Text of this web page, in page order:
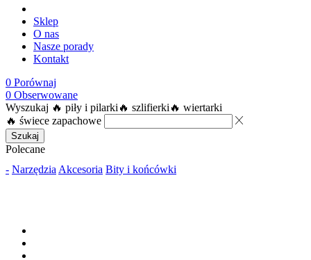
Sklep
O nas
Nasze porady
Kontakt
0 Porównaj
0 Obserwowane
Wyszukaj 🔥 piły i pilarki 🔥 szlifierki 🔥 wiertarki
🔥 świece zapachowe
Szukaj
Polecane
- Narzędzia Akcesoria Bity i końcówki